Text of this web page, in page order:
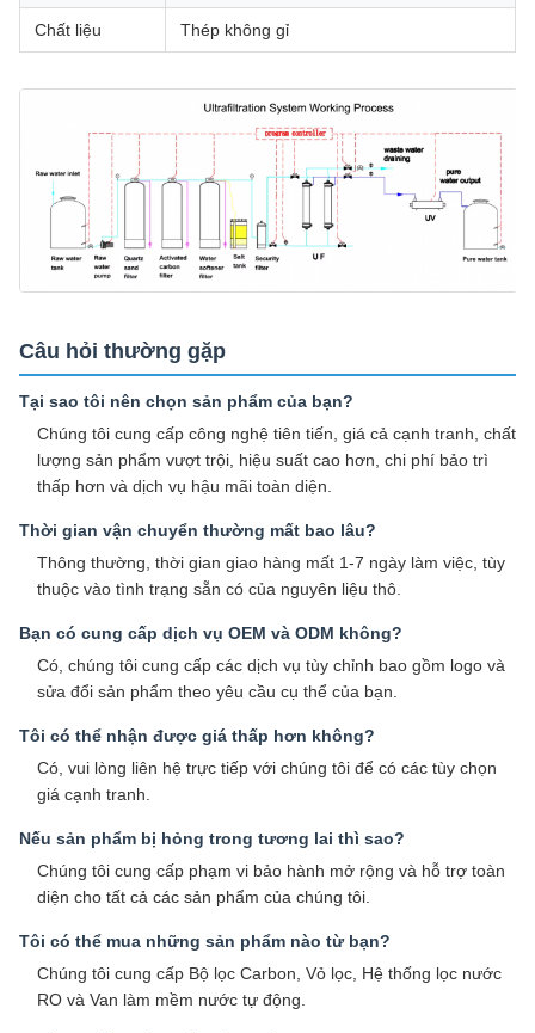
Chất liệu Thép không gỉ
Câu hỏi thường gặp
Tại sao tôi nên chọn sản phẩm của bạn?
Chúng tôi cung cấp công nghệ tiên tiến, giá cả cạnh tranh, chất
lượng sản phẩm vượt trội, hiệu suất cao hơn, chi phí bảo trì
thấp hơn và dịch vụ hậu mãi toàn diện.
Thời gian vận chuyển thường mất bao lâu?
Thông thường, thời gian giao hàng mất 1-7 ngày làm việc, tùy
thuộc vào tình trạng sẵn có của nguyên liệu thô.
Bạn có cung cấp dịch vụ OEM và ODM không?
Có, chúng tôi cung cấp các dịch vụ tùy chỉnh bao gồm logo và
sửa đổi sản phẩm theo yêu cầu cụ thể của bạn.
Tôi có thể nhận được giá thấp hơn không?
Có, vui lòng liên hệ trực tiếp với chúng tôi để có các tùy chọn
giá cạnh tranh.
Nếu sản phẩm bị hỏng trong tương lai thì sao?
Chúng tôi cung cấp phạm vi bảo hành mở rộng và hỗ trợ toàn
diện cho tất cả các sản phẩm của chúng tôi.
Tôi có thể mua những sản phẩm nào từ bạn?
Chúng tôi cung cấp Bộ lọc Carbon, Vỏ lọc, Hệ thống lọc nước
RO và Van làm mềm nước tự động.